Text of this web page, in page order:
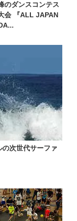
のダンスコンテス
会 『ALL JAPAN
の次世代サーファ